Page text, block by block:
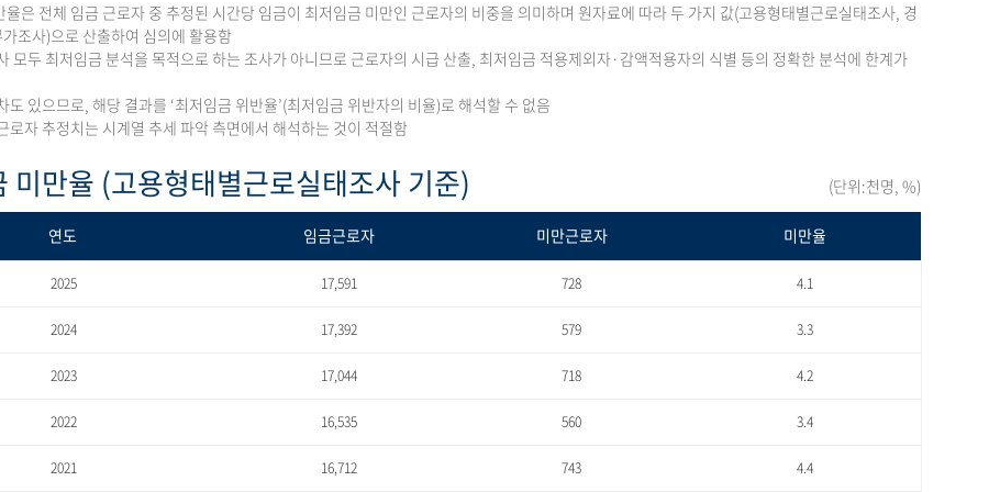
율은 전체 임금 근로자 중 추정된 시간당 임금이 최저임금 미만인 근로자의 비중을 의미하며 원자료에 따라 두 가지 값(고용형태별근로실태조사, 경
조사)으로 산출하여 심의에 활용함
모두 최저임금 분석을 목적으로 하는 조사가 아니므로 근로자의 시급 산출, 최저임금 적용제외자·감액적용자의 식별 등의 정확한 분석에 한계가
도 있으므로, 해당 결과를 ‘최저임금 위반율’(최저임금 위반자의 비율)로 해석할 수 없음
로자 추정치는 시계열 추세 파악 측면에서 해석하는 것이 적절함
미만율 (고용형태별근로실태조사 기준) (단위:천명, %)
연도 임금근로자 미만근로자 미만율
2025 17,591 728 4.1
2024 17,392 579 3.3
2023 17,044 718 4.2
2022 16,535 560 3.4
2021 16,712 743 4.4